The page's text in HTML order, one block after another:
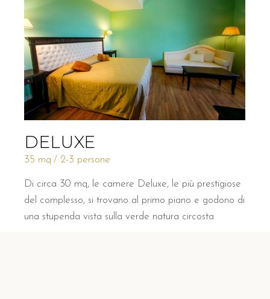
DELUXE
35 mq 2-3 persone
Di circa 30 mq, le camere Deluxe, le più prestigiose
del complesso, si trovano al primo piano e godono di
una stupenda vista sulla verde natura circosta